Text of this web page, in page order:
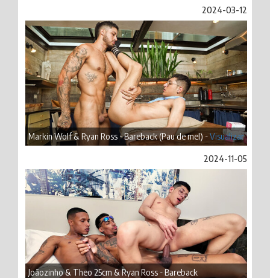
2024-03-12
Markin Wolf & Ryan Ross - Bareback (Pau de mel) -Visualizar
2024-11-05
Joãozinho & Theo 25cm & Ryan Ross - Bareback